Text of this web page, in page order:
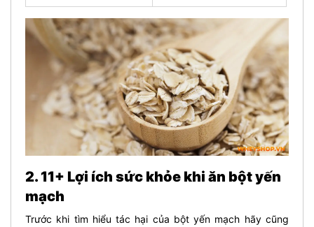
2. 11+ Lợi ích sức khỏe khi ăn bột yến
mạch
Trước khi tìm hiểutác hại của bột yến mạch hãy cũng